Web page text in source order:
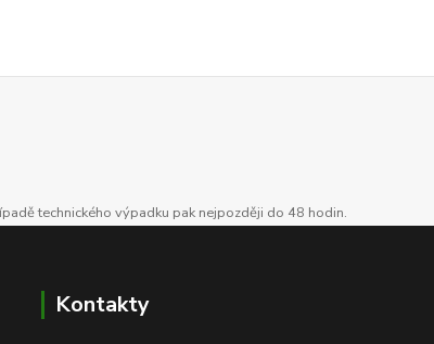
technického výpadku pak nejpozději do 48 hodin.
Kontakty